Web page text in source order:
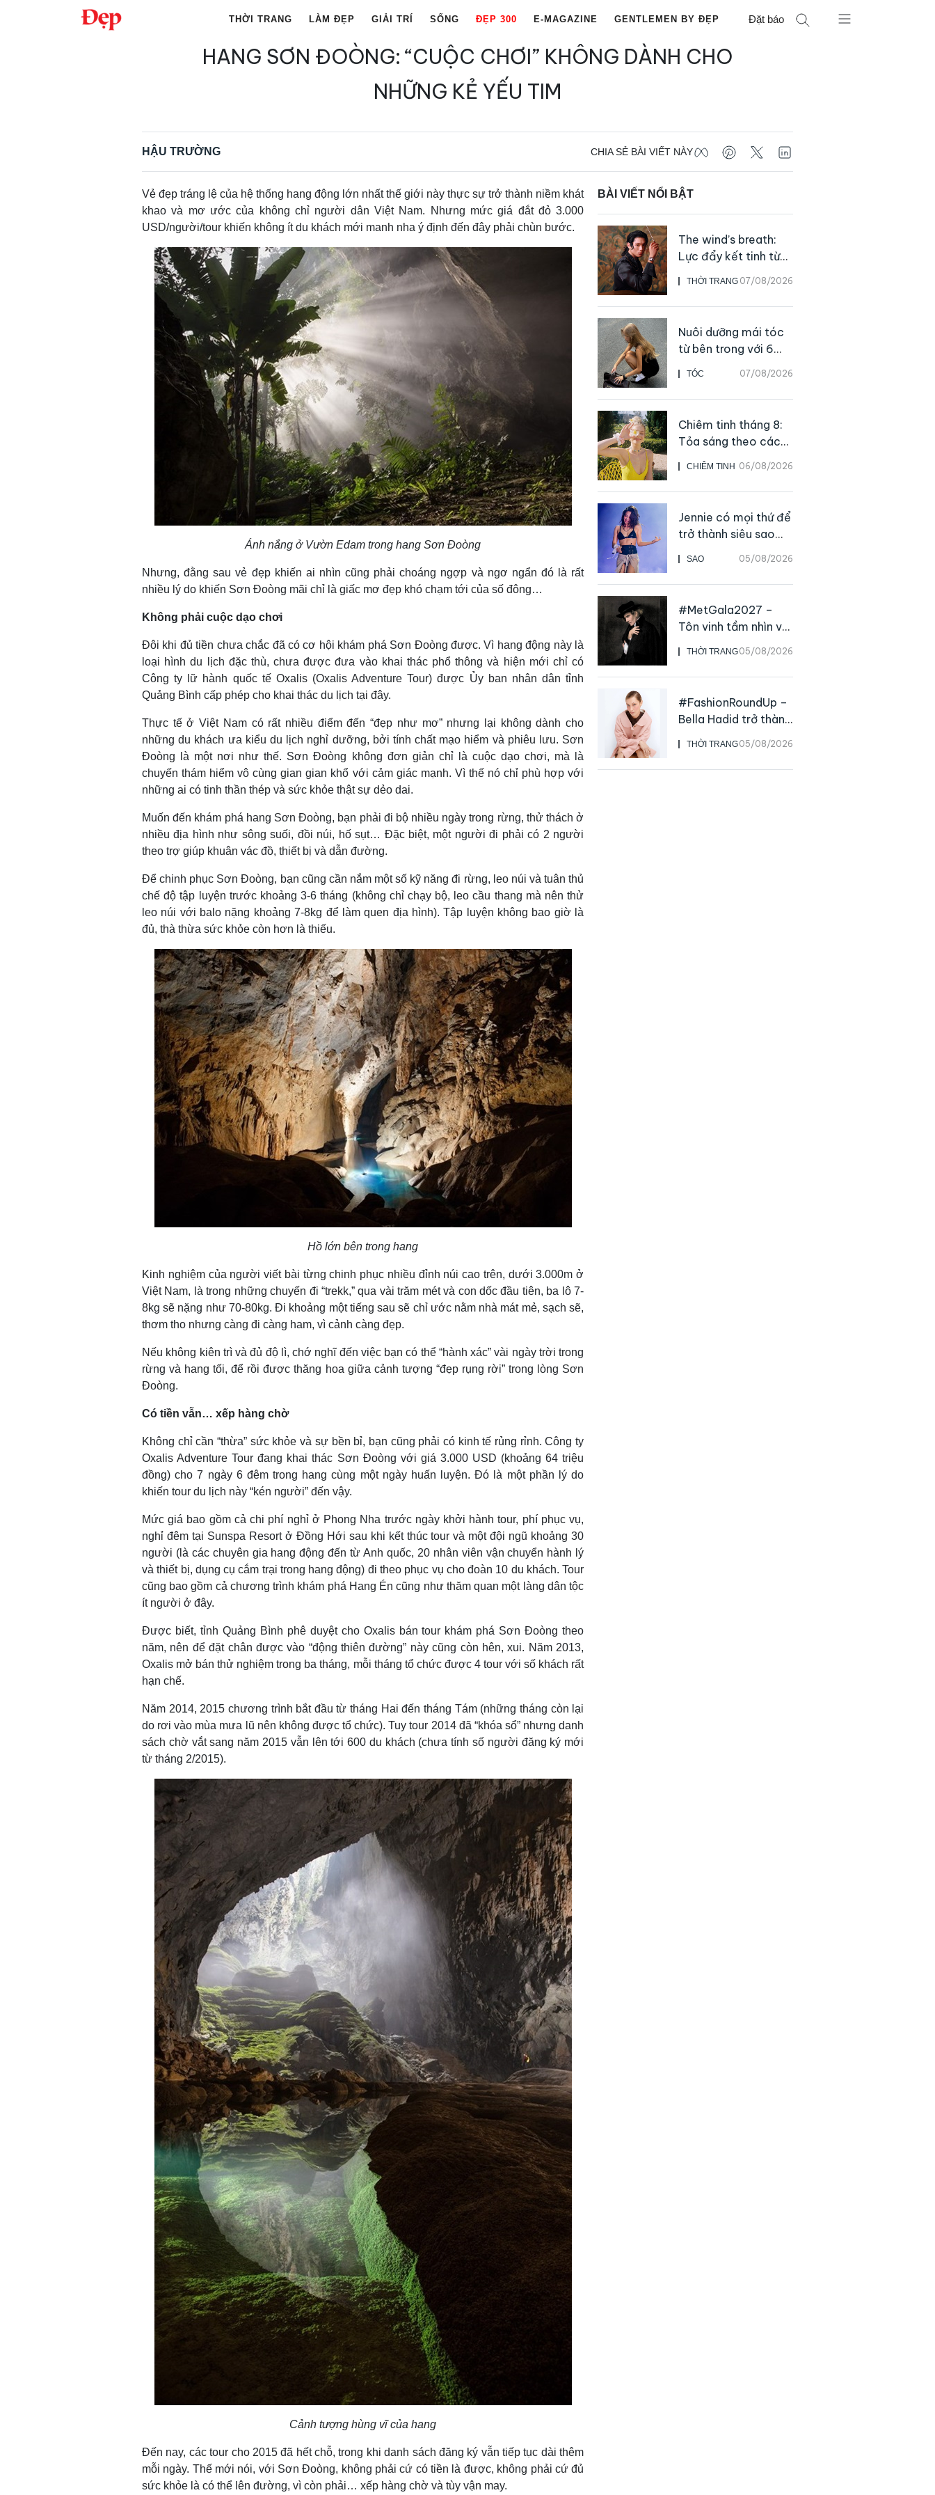
THỜI TRANG LÀM ĐẸP GIẢI TRÍ SỐNG ĐẸP 300 E-MAGAZINE GENTLEMEN BY ĐẸP Đặt báo
HANG SƠN ĐOÒNG: “CUỘC CHƠI” KHÔNG DÀNH CHO
NHỮNG KẺ YẾU TIM
HẬU TRƯỜNG CHIA SẺ BÀI VIẾT NÀY
Vẻ đẹp tráng lệ của hệ thống hang động lớn nhất thế giới này thực sự trở thành niềm khát
khao và mơ ước của không chỉ người dân Việt Nam. Nhưng mức giá đắt đỏ 3.000
USD/người/tour khiến không ít du khách mới manh nha ý định đến đây phải chùn bước.
Ánh nắng ở Vườn Edam trong hang Sơn Đoòng
Nhưng, đằng sau vẻ đẹp khiến ai nhìn cũng phải choáng ngợp và ngơ ngẩn đó là rất
nhiều lý do khiến Sơn Đoòng mãi chỉ là giấc mơ đẹp khó chạm tới của số đông…
Không phải cuộc dạo chơi
Đôi khi đủ tiền chưa chắc đã có cơ hội khám phá Sơn Đoòng được. Vì hang động này là
loại hình du lịch đặc thù, chưa được đưa vào khai thác phổ thông và hiện mới chỉ có
Công ty lữ hành quốc tế Oxalis (Oxalis Adventure Tour) được Ủy ban nhân dân tỉnh
Quảng Bình cấp phép cho khai thác du lịch tại đây.
Thực tế ở Việt Nam có rất nhiều điểm đến “đẹp như mơ” nhưng lại không dành cho
những du khách ưa kiểu du lịch nghỉ dưỡng, bởi tính chất mạo hiểm và phiêu lưu. Sơn
Đoòng là một nơi như thế. Sơn Đoòng không đơn giản chỉ là cuộc dạo chơi, mà là
chuyến thám hiểm vô cùng gian gian khổ với cảm giác mạnh. Vì thế nó chỉ phù hợp với
những ai có tinh thần thép và sức khỏe thật sự dẻo dai.
Muốn đến khám phá hang Sơn Đoòng, bạn phải đi bộ nhiều ngày trong rừng, thử thách ở
nhiều địa hình như sông suối, đồi núi, hố sụt… Đặc biệt, một người đi phải có 2 người
theo trợ giúp khuân vác đồ, thiết bị và dẫn đường.
Để chinh phục Sơn Đoòng, bạn cũng cần nắm một số kỹ năng đi rừng, leo núi và tuân thủ
chế độ tập luyện trước khoảng 3-6 tháng (không chỉ chạy bộ, leo cầu thang mà nên thử
leo núi với balo nặng khoảng 7-8kg để làm quen địa hình). Tập luyện không bao giờ là
đủ, thà thừa sức khỏe còn hơn là thiếu.
Hồ lớn bên trong hang
Kinh nghiệm của người viết bài từng chinh phục nhiều đỉnh núi cao trên, dưới 3.000m ở
Việt Nam, là trong những chuyến đi “trekk,” qua vài trăm mét và con dốc đầu tiên, ba lô 7-
8kg sẽ nặng như 70-80kg. Đi khoảng một tiếng sau sẽ chỉ ước nằm nhà mát mẻ, sạch sẽ,
thơm tho nhưng càng đi càng ham, vì cảnh càng đẹp.
Nếu không kiên trì và đủ độ lì, chớ nghĩ đến việc bạn có thể “hành xác” vài ngày trời trong
rừng và hang tối, để rồi được thăng hoa giữa cảnh tượng “đẹp rụng rời” trong lòng Sơn
Đoòng.
Có tiền vẫn… xếp hàng chờ
Không chỉ cần “thừa” sức khỏe và sự bền bỉ, bạn cũng phải có kinh tế rủng rỉnh. Công ty
Oxalis Adventure Tour đang khai thác Sơn Đoòng với giá 3.000 USD (khoảng 64 triệu
đồng) cho 7 ngày 6 đêm trong hang cùng một ngày huấn luyện. Đó là một phần lý do
khiến tour du lịch này “kén người” đến vậy.
Mức giá bao gồm cả chi phí nghỉ ở Phong Nha trước ngày khởi hành tour, phí phục vụ,
nghỉ đêm tại Sunspa Resort ở Đồng Hới sau khi kết thúc tour và một đội ngũ khoảng 30
người (là các chuyên gia hang động đến từ Anh quốc, 20 nhân viên vận chuyển hành lý
và thiết bị, dụng cụ cắm trại trong hang động) đi theo phục vụ cho đoàn 10 du khách. Tour
cũng bao gồm cả chương trình khám phá Hang Én cũng như thăm quan một làng dân tộc
ít người ở đây.
Được biết, tỉnh Quảng Bình phê duyệt cho Oxalis bán tour khám phá Sơn Đoòng theo
năm, nên để đặt chân được vào “động thiên đường” này cũng còn hên, xui. Năm 2013,
Oxalis mở bán thử nghiệm trong ba tháng, mỗi tháng tổ chức được 4 tour với số khách rất
hạn chế.
Năm 2014, 2015 chương trình bắt đầu từ tháng Hai đến tháng Tám (những tháng còn lại
do rơi vào mùa mưa lũ nên không được tổ chức). Tuy tour 2014 đã “khóa sổ” nhưng danh
sách chờ vắt sang năm 2015 vẫn lên tới 600 du khách (chưa tính số người đăng ký mới
từ tháng 2/2015).
Cảnh tượng hùng vĩ của hang
Đến nay, các tour cho 2015 đã hết chỗ, trong khi danh sách đăng ký vẫn tiếp tục dài thêm
mỗi ngày. Thế mới nói, với Sơn Đoòng, không phải cứ có tiền là được, không phải cứ đủ
sức khỏe là có thể lên đường, vì còn phải… xếp hàng chờ và tùy vận may.
BÀI VIẾT NỔI BẬT
THỜI TRANG 07/08/2026
The wind’s breath:
Lực đẩy kết tinh từ
sự kiên định
TÓC 07/08/2026
Nuôi dưỡng mái tóc
từ bên trong với 6
thực phẩm giàu
dưỡng chất
CHIÊM TINH 06/08/2026
Chiêm tinh tháng 8:
Tỏa sáng theo cách
của chính mình
SAO 05/08/2026
Jennie có mọi thứ để
trở thành siêu sao
live
THỜI TRANG05/08/2026
#MetGala2027 –
Tôn vinh tầm nhìn và
sức ảnh hưởng sâu
rộng của NTK John
Galliano
THỜI TRANG05/08/2026
#FashionRoundUp –
Bella Hadid trở thành
Đại sứ Toàn cầu của
Prada Beauty,
CHANEL mua lại